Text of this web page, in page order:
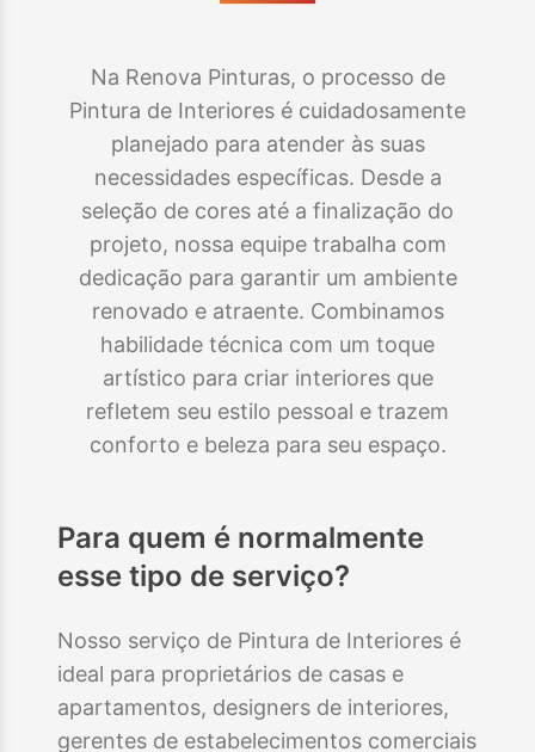
Na Renova Pinturas, o processo de
Pintura de Interiores é cuidadosamente
planejado para atender às suas
necessidades específicas. Desde a
seleção de cores até a finalização do
projeto, nossa equipe trabalha com
dedicação para garantir um ambiente
renovado e atraente. Combinamos
habilidade técnica com um toque
artístico para criar interiores que
refletem seu estilo pessoal e trazem
conforto e beleza para seu espaço.
Para quem é normalmente
esse tipo de serviço?
Nosso serviço de Pintura de Interiores é
ideal para proprietários de casas e
apartamentos, designers de interiores,
gerentes de estabelecimentos comerciais